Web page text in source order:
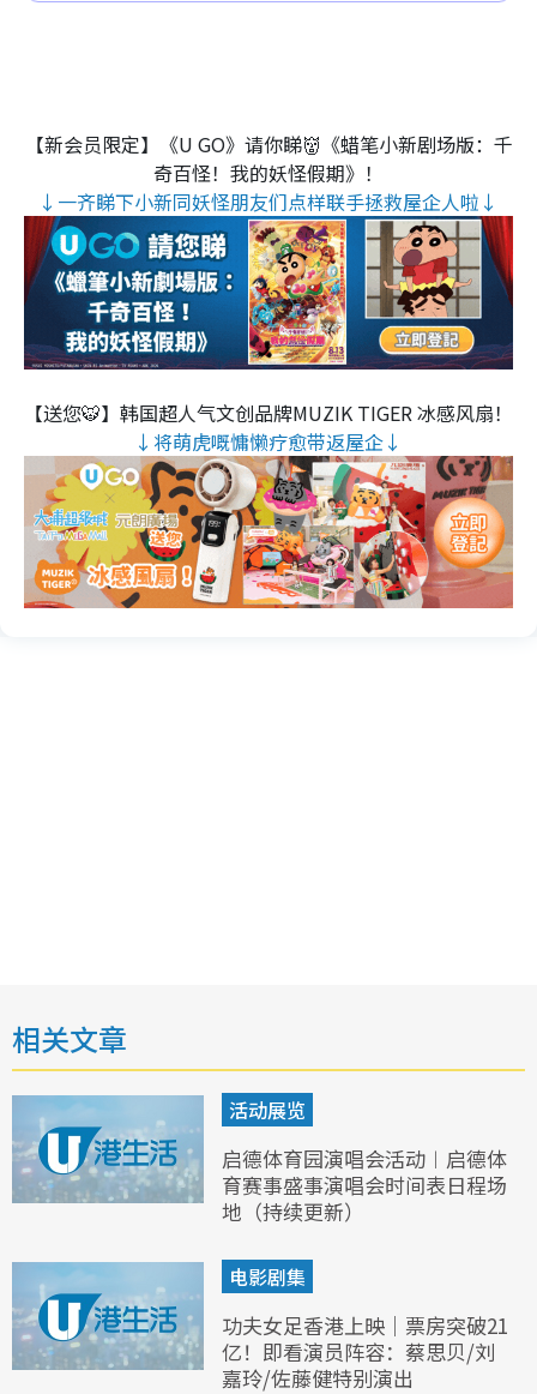
【新会员限定】《U GO》请你睇👹《蜡笔小新剧场版：千
奇百怪！我的妖怪假期》！
↓一齐睇下小新同妖怪朋友们点样联手拯救屋企人啦↓
【送您🐯】韩国超人气文创品牌MUZIK TIGER 冰感风扇！
↓将萌虎嘅慵懒疗愈带返屋企↓
相关文章
活动展览
启德体育园演唱会活动︱启德体
育赛事盛事演唱会时间表日程场
地（持续更新）
电影剧集
功夫女足香港上映｜票房突破21
亿！即看演员阵容：蔡思贝/刘
嘉玲/佐藤健特别演出